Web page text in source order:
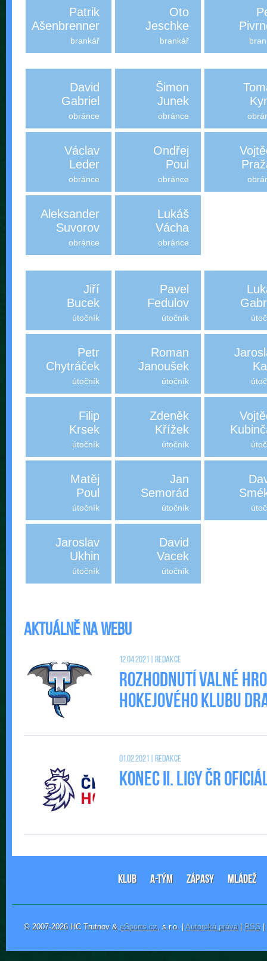
Patrik
Ašenbrenner
brankář
Oto
Jeschke
brankář
David
Gabriel
obránce
Šimon
Junek
obránce
Václav
Leder
obránce
Ondřej
Poul
obránce
Aleksander
Suvorov
obránce
Lukáš
Vácha
obránce
Jiří
Bucek
útočník
Pavel
Fedulov
útočník
Petr
Chytráček
útočník
Roman
Janoušek
útočník
Filip
Krsek
útočník
Zdeněk
Křížek
útočník
Matěj
Poul
útočník
Jan
Semorád
útočník
Jaroslav
Ukhin
útočník
David
Vacek
útočník
Aktuálně na webu
12.04.2021 | Redakce
Rozhodnutí valné
Hokejového klubu
01.02.2021 | Redakce
Konec II. Ligy ČR
KLUB A-TÝM ZÁPASY MLÁDEŽ
© 2007-2026 HC Trutnov & eSports.cz, s.r.o. |Autorská práva| RSS |